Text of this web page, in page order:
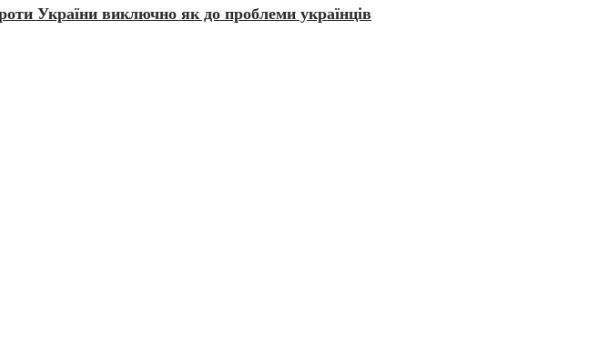
України виключно як до проблеми українців